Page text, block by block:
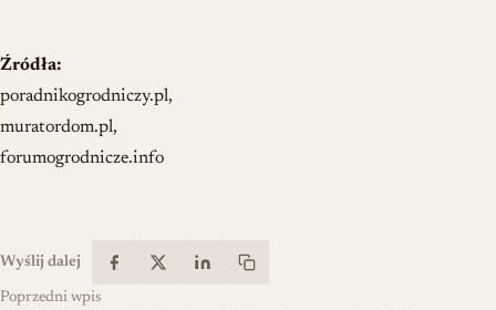
Źródła:
poradnikogrodniczy.pl,
muratordom.pl,
forumogrodnicze.info
Wyślij dalej
Poprzedni wpis